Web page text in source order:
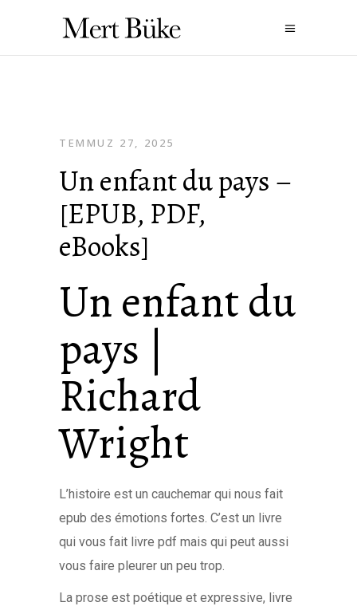
TEMMUZ 27, 2025
Un enfant du pays –
[EPUB, PDF,
eBooks]
Un enfant du
pays |
Richard
Wright
L’histoire est un cauchemar qui nous fait
epub des émotions fortes. C’est un livre
qui vous fait livre pdf mais qui peut aussi
vous faire pleurer un peu trop.
La prose est poétique et expressive, livre